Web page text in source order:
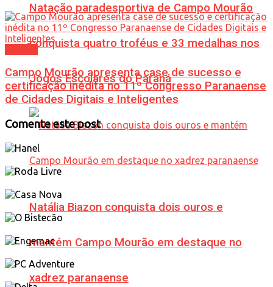
Natação paradesportiva de Campo Mourão
conquista quatro troféus e 33 medalhas nos
Jogos Escolares do Paraná
Natália Biazon conquista dois ouros e
mantém Campo Mourão em destaque no
xadrez paranaense
Campo Mourão apresenta case de sucesso e
certificação inédita no 11º Congresso Paranaense
de Cidades Digitais e Inteligentes
Comente este post